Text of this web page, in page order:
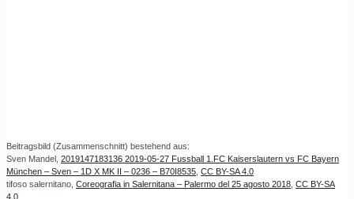
Beitragsbild (Zusammenschnitt) bestehend aus:
Sven Mandel, 2019147183136 2019-05-27 Fussball 1.FC Kaiserslautern vs FC Bayern
München – Sven – 1D X MK II – 0236 – B70I8535 CC BY-SA 4.0
tifoso salernitano, Coreografia in Salernitana – Palermo del 25 agosto 2018 CC BY-SA
4.0